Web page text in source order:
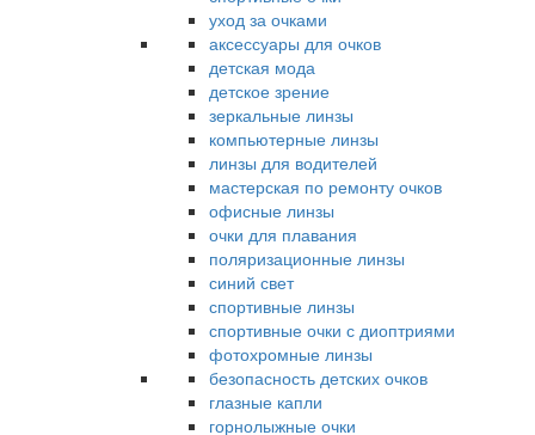
уход за очками
аксессуары для очков
детская мода
детское зрение
зеркальные линзы
компьютерные линзы
линзы для водителей
мастерская по ремонту очков
офисные линзы
очки для плавания
поляризационные линзы
синий свет
спортивные линзы
спортивные очки с диоптриями
фотохромные линзы
безопасность детских очков
глазные капли
горнолыжные очки